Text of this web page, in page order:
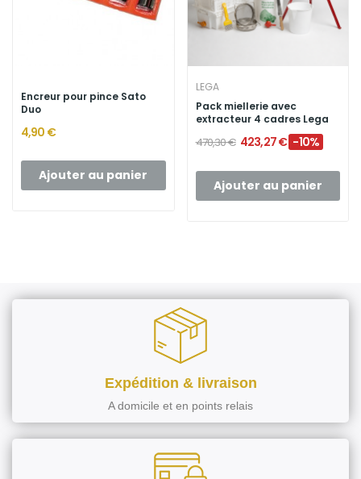
Encreur pour pince Sato
Duo
4,90 €
Ajouter au panier
LEGA
Pack miellerie avec
extracteur 4 cadres Lega
470,30 € 423,27 € -10%
Ajouter au panier
Expédition & livraison
A domicile et en points relais